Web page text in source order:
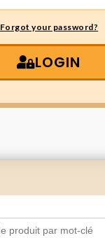
Forgot your password?
LOGIN